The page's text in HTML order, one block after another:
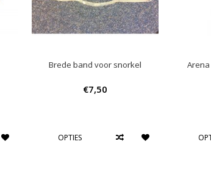
Brede band voor snorkel
€7,50
OPTIES
Arena